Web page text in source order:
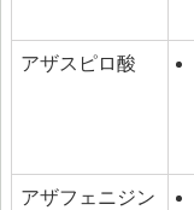
アザスピロ酸
アザフェニジン